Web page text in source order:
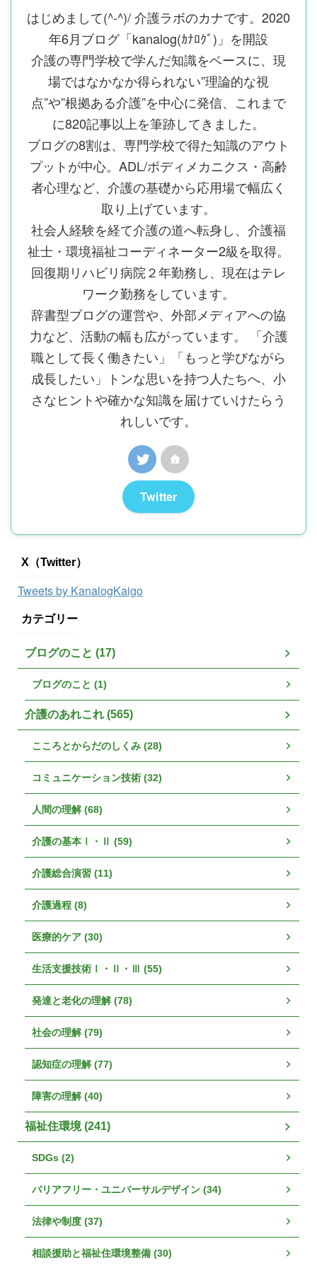
はじめまして(^-^)/ 介護ラボのカナです。2020
年6月ブログ「kanalog(ｶﾅﾛｸﾞ)」を開設
介護の専門学校で学んだ知識をベースに、現
場ではなかなか得られない”理論的な視
点”や”根拠ある介護”を中心に発信、これまで
に820記事以上を筆跡してきました。
ブログの8割は、専門学校で得た知識のアウト
プットが中心。ADL/ボディメカニクス・高齢
者心理など、介護の基礎から応用場で幅広く
取り上げています。
社会人経験を経て介護の道へ転身し、介護福
祉士・環境福祉コーディネーター2級を取得。
回復期リハビリ病院２年勤務し、現在はテレ
ワーク勤務をしています。
辞書型ブログの運営や、外部メディアへの協
力など、活動の幅も広がっています。 「介護
職として長く働きたい」「もっと学びながら
成長したい」トンな思いを持つ人たちへ、小
さなヒントや確かな知識を届けていけたらう
れしいです。
Twitter
X（Twitter）
Tweets by KanalogKaigo
カテゴリー
ブログのこと (17)
ブログのこと (1)
介護のあれこれ (565)
こころとからだのしくみ (28)
コミュニケーション技術 (32)
人間の理解 (68)
介護の基本Ⅰ・Ⅱ (59)
介護総合演習 (11)
介護過程 (8)
医療的ケア (30)
生活支援技術Ⅰ・Ⅱ・Ⅲ (55)
発達と老化の理解 (78)
社会の理解 (79)
認知症の理解 (77)
障害の理解 (40)
福祉住環境 (241)
SDGs (2)
バリアフリー・ユニバーサルデザイン (34)
法律や制度 (37)
相談援助と福祉住環境整備 (30)